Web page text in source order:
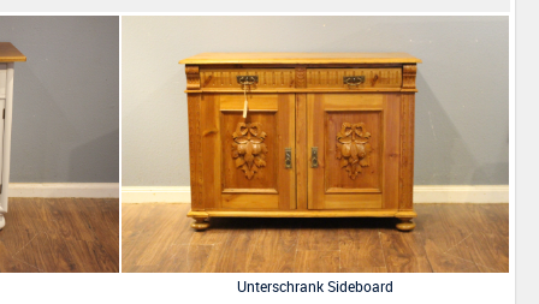
Unterschrank Sideboard